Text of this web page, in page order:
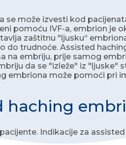
se može izvesti kod
pomoću IVF-a, embrion je
zaštitnu "ljusku“
do trudnoće. Assisted
na embriju, prije samog
da se "izleže" iz "ljuske"
embriona može pomoći pri
haching
Indikacije za